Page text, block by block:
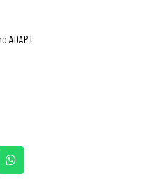
ADAPT